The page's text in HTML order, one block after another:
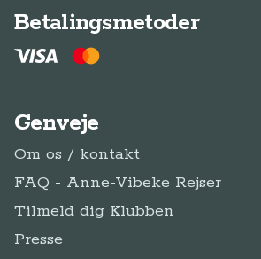
Betalingsmetoder
Genveje
Om os / kontakt
FAQ - Anne-Vibeke Rejser
Tilmeld dig Klubben
Presse